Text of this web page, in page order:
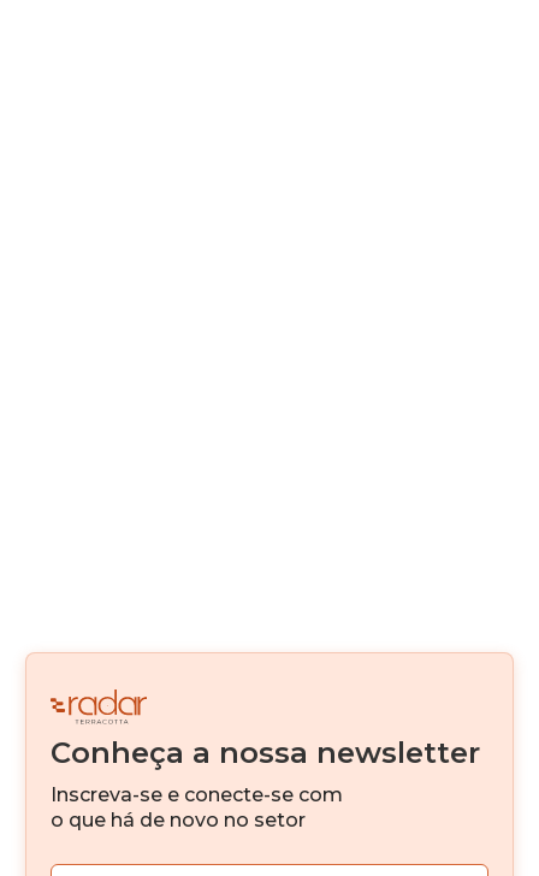
Real Estate Fintech
IA
Investimento imobiliário
Conheça a nossa newsletter
Inscreva-se e conecte-se com
o que há de novo no setor